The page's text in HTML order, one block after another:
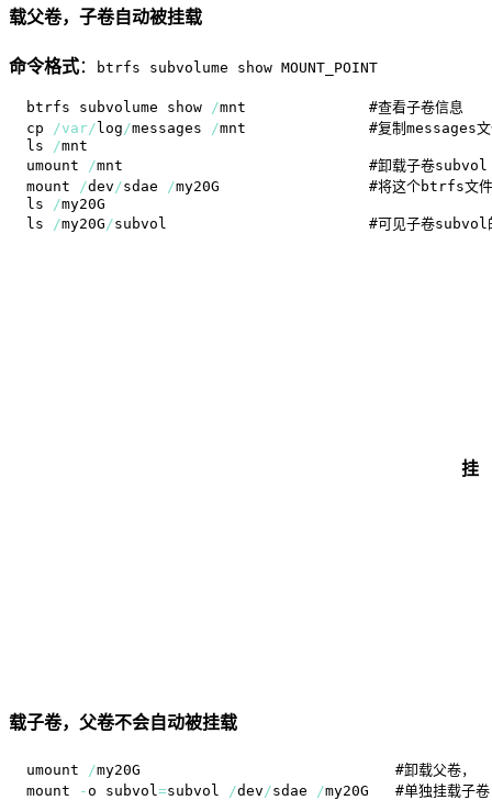
载父卷，子卷自动被挂载
命令格式： btrfs subvolume show MOUNT_POINT
btrfs subvolume show /
cp /var/ log/messages /
ls /
umount /
mount /dev/sdae /my20G                 #将这个btrfs文件
ls /
ls /my20G/
挂
载子卷，父卷不会自动被挂载
umount /
mount
-o subvol =subvol /dev /sdae /